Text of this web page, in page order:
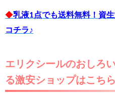
◆乳液1点でも送料無料！資
コチラ♪
エリクシールのおしろ
る激安ショップはこちら